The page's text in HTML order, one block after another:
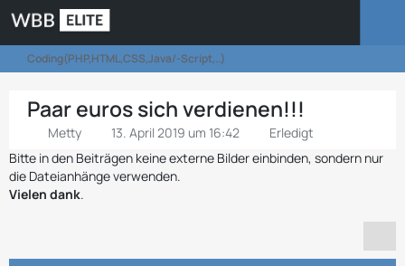
Coding(PHP,HTML,CSS,Java/-Script,..)
Paar euros sich verdienen!!!
Metty 13. April 2019 um 16:42
Erledigt
Bitte in den Beiträgen keine externe Bilder einbinden, sondern nur
die Dateianhänge verwenden.
Vielen dank.